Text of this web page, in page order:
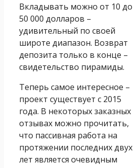
Вкладывать можно от 10 до
50 000 долларов –
удивительный по своей
широте диапазон. Возврат
депозита только в конце –
свидетельство пирамиды.
Теперь самое интересное –
проект существует с 2015
года. В некоторых заказных
отзывах можно прочитать,
что пассивная работа на
протяжении последних двух
лет является очевидным